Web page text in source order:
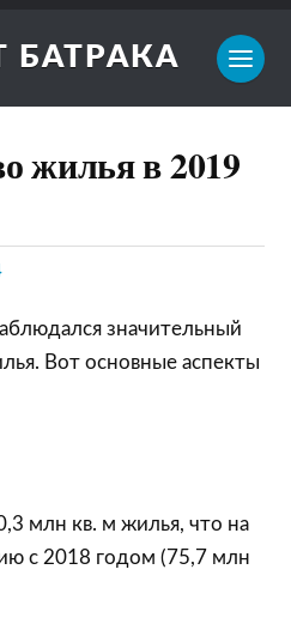
БАТРАКА
жилья в 2019
значительный
Вот основные аспекты
млн кв. м жилья, что на
с 2018 годом (75,7 млн